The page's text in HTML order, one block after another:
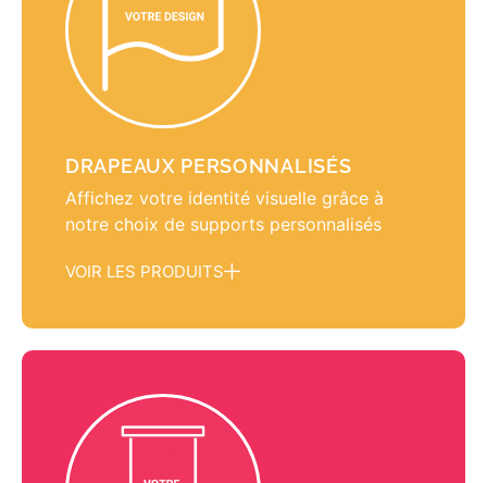
DRAPEAUX PERSONNALISÉS
Affichez votre identité visuelle grâce à
notre choix de supports personnalisés
VOIR LES PRODUITS